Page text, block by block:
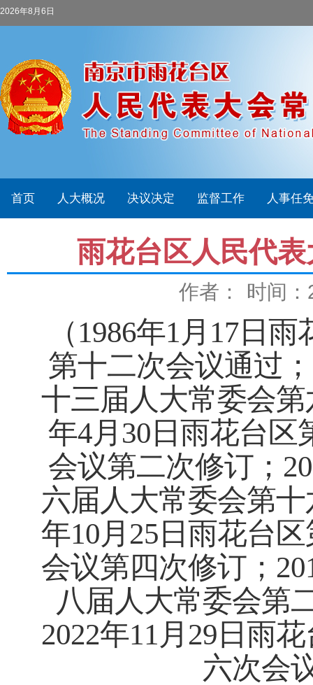
2026年8月6日
首页 人大概况 决议决定 监督工作 人事任
雨花台区人民代
作者： 时间
（1986年1 月 17日雨
第十二次会议通过；
十三届人大常委会
年4月 30 日雨花台区
会议第二次修订；
六届人大常委会第
年10月 25 日雨花台
会议第四次修订；
八届人大常委会第
2022年11 月 29 日雨
六次会